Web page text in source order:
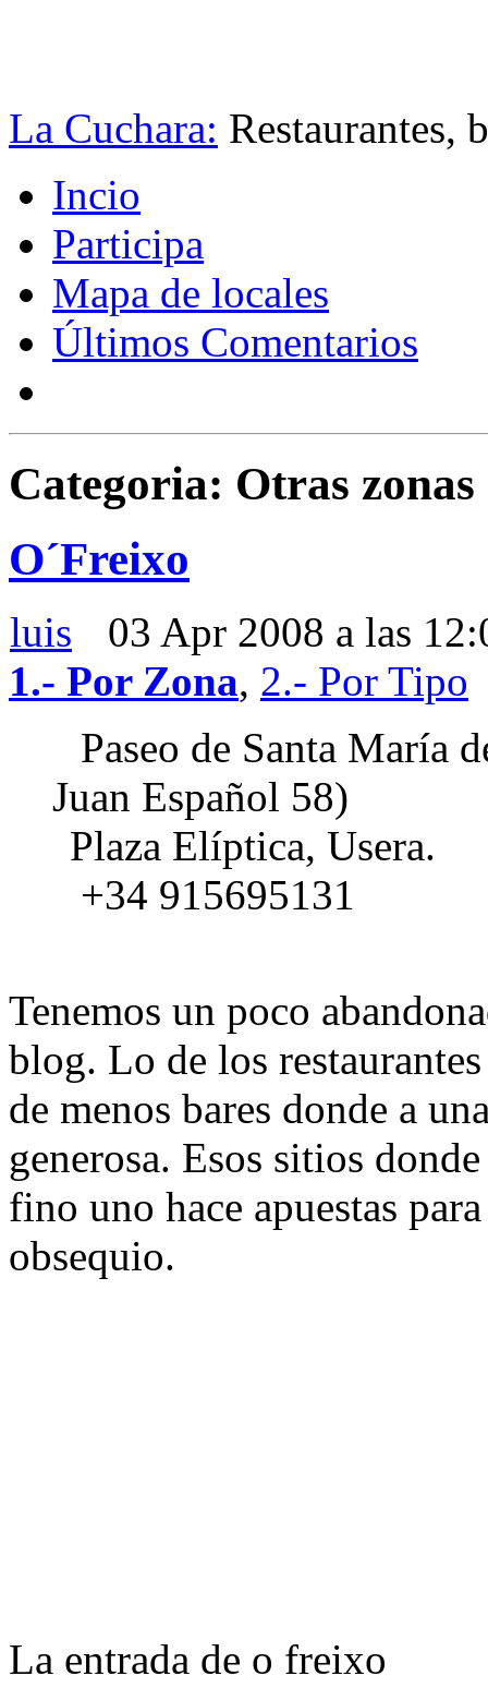
La Cuchara: Restaurantes,
Incio
Participa
Mapa de locales
Últimos Comentarios
Categoria: Otras zonas
O´Freixo
luis
03 Apr 2008 a las
1.- Por Zona, 2.- Por Tipo
Paseo de Santa María
Juan Español 58)
Plaza Elíptica, Usera.
+34 915695131
Tenemos un poco
blog. Lo de los
de menos bares donde a
generosa. Esos sitios
fino uno hace apuestas
obsequio.
La entrada de o freixo